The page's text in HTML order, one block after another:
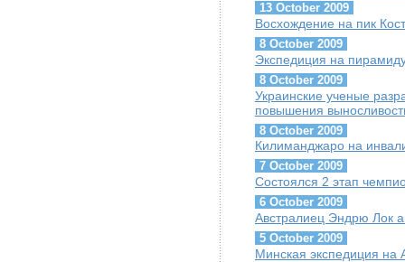
13 October 2009
Восхождение на пик
8 October 2009
Экспедиция на
8 October 2009
Украинские ученые
повышения
8 October 2009
Килиманджаро на
7 October 2009
Состоялся 2 этап
6 October 2009
Австралиец Эндрю Лок
5 October 2009
Минская экспедиция на